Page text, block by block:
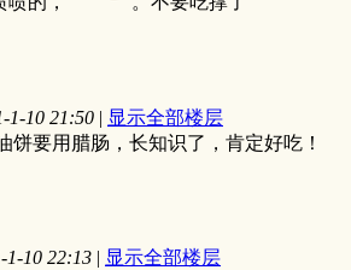
1-10 21:50 | 显示全部楼层
饼要用腊肠，长知识了，肯定好吃！
1-10 22:13 | 显示全部楼层